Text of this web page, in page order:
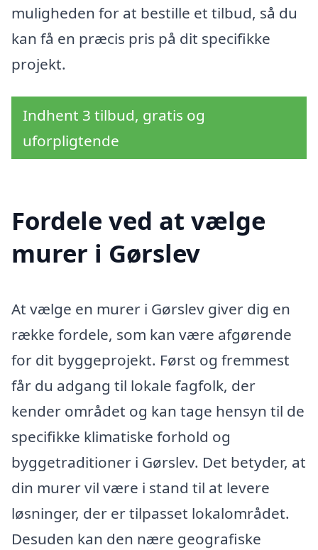
muligheden for at bestille et tilbud, så du
kan få en præcis pris på dit specifikke
projekt.
Indhent 3 tilbud, gratis og
uforpligtende
Fordele ved at vælge
murer i Gørslev
At vælge en murer i Gørslev giver dig en
række fordele, som kan være afgørende
for dit byggeprojekt. Først og fremmest
får du adgang til lokale fagfolk, der
kender området og kan tage hensyn til de
specifikke klimatiske forhold og
byggetraditioner i Gørslev. Det betyder, at
din murer vil være i stand til at levere
løsninger, der er tilpasset lokalområdet.
Desuden kan den nære geografiske